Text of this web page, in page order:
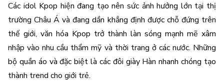
Các idol Kpop hiện đang tạo nên sức ảnh hưởng lớn tại thị
trường Châu Á và đang dần khẳng định được chỗ đứng trên
thế giới, văn hóa Kpop trở thành làn sóng mạnh mẽ xâm
nhập vào nhu cầu thẩm mỹ và thời trang ở các nước. Những
bộ quần áo và đặc biệt là các đôi giày Hàn nhanh chóng tạo
thành trend cho giới trẻ.